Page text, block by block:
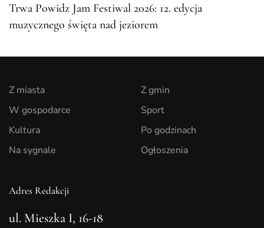
Trwa Powidz Jam Festiwal 2026: 12. edycja
muzycznego święta nad jeziorem
Z miasta
W gospodarce
Kultura
Na sygnale
Z gmin
Sport
Po godzinach
Ogłoszenia
Adres Redakcji
ul. Mieszka I, 16-18